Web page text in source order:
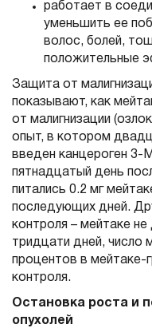
работает в
уменьшить ее
волос, болей,
положительные
Защита от
показывают, как
от малигнизации
опыт, в котором
введен канцероген 3-
пятнадцатый день
питались 0.2 мг
последующих дней.
контроля – мейтаке
тридцати дней, число
процентов в мейтаке-
контроля.
Остановка роста и
опухолей